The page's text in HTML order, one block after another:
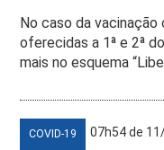
No caso da vacinação
oferecidas a 1ª e 2ª
mais no esquema
COVID-19 07h54 de